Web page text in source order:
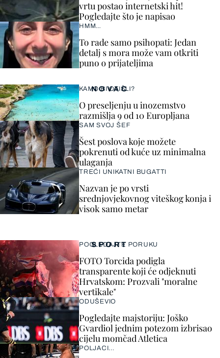
vrtu postao internetski hit!
Pogledajte što je napisao
HMM…
To rade samo psihopati: Jedan
detalj s mora može vam otkriti
puno o prijateljima
SPORT
POGLEDAJTE PORUKU
FOTO Torcida podigla
transparente koji će odjeknuti
Hrvatskom: Prozvali "moralne
vertikale"
ODUŠEVIO
Pogledajte majstoriju: Joško
Gvardiol jednim potezom izbrisao
cijelu momčad Atletica
POLJACI...
NOVAC
KAMO BI OTIŠLI?
O preseljenju u inozemstvo
razmišlja 9 od 10 Europljana
SAM SVOJ ŠEF
Šest poslova koje možete
pokrenuti od kuće uz minimalna
ulaganja
TREĆI UNIKATNI BUGATTI
Nazvan je po vrsti
srednjovjekovnog viteškog konja i
visok samo metar